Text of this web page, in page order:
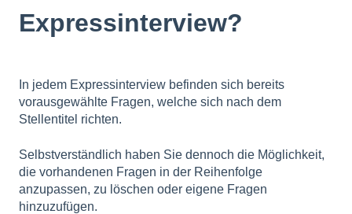
Expressinterview?
In jedem Expressinterview befinden sich bereits
vorausgewählte Fragen, welche sich nach dem
Stellentitel richten.
Selbstverständlich haben Sie dennoch die Möglichkeit,
die vorhandenen Fragen in der Reihenfolge
anzupassen, zu löschen oder eigene Fragen
hinzuzufügen.